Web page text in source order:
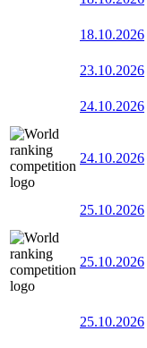
18.10.2026
23.10.2026
24.10.2026
24.10.2026
25.10.2026
25.10.2026
25.10.2026